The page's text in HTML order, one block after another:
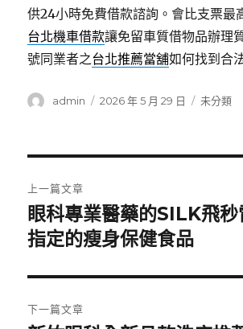
供24小時免費借款諮詢。會比支票最
台北機車借款讓免留車質借物品辦理
號同業者之台北推薦當舖如何找到合
作
admin
發
2026 年 5 月 29 日
分
未分類
章
導
覽
上一篇文章
上
一
文
章:
眼科專業醫藥的SILK飛
指定的瘦身保健食品
下一篇文章